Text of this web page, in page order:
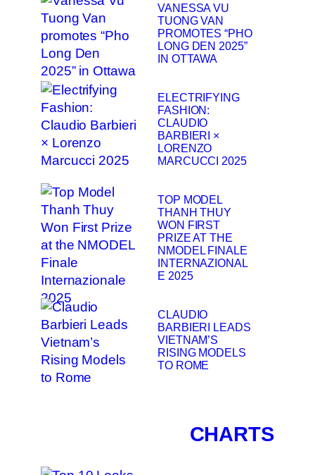
VANESSA VU
TUONG VAN
PROMOTES “PHO
LONG DEN 2025”
IN OTTAWA
ELECTRIFYING
FASHION:
CLAUDIO
BARBIERI ×
LORENZO
MARCUCCI 2025
TOP MODEL
THANH THUY
WON FIRST
PRIZE AT THE
NMODEL FINALE
INTERNAZIONAL
E 2025
CLAUDIO
BARBIERI LEADS
VIETNAM’S
RISING MODELS
TO ROME
CHARTS